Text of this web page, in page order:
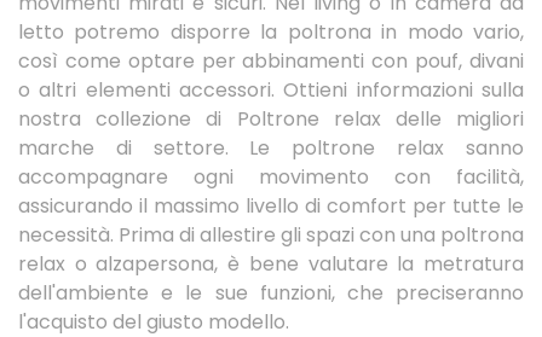
letto potremo disporre la poltrona in modo vario,
così come optare per abbinamenti con pouf, divani
o altri elementi accessori. Ottieni informazioni sulla
nostra collezione di Poltrone relax delle migliori
marche di settore. Le poltrone relax sanno
accompagnare ogni movimento con facilità,
assicurando il massimo livello di comfort per tutte le
necessità. Prima di allestire gli spazi con una poltrona
relax o alzapersona, è bene valutare la metratura
dell'ambiente e le sue funzioni, che preciseranno
l'acquisto del giusto modello.